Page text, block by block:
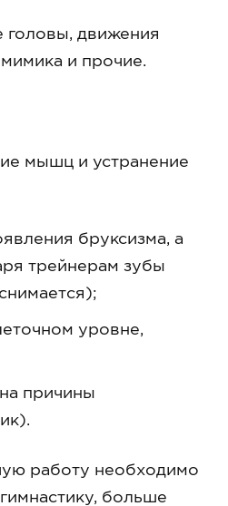
головы, движения
и прочие.
мышц и устранение
бруксизма, а
трейнерам зубы
уровне,
причины
работу необходимо
больше